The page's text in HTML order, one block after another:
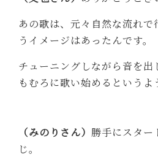
あの歌は、元々自然な流れ
うイメージはあったんです。
チューニングしながら音を出
もむろに歌い始めるというよ
（みのりさん） 勝手にスター
じ。